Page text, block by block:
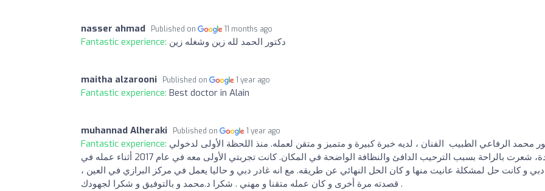
nasser ahmad Published on 11 months ago
Fantastic experience: ‏دكتور الحمد لله زين وشغله زين
maitha alzarooni Published on 1 year ago
Fantastic experience: Best doctor in Alain
muhannad Alheraki Published on 1 year ago
Fantastic experience: محمد الرفاعي الطبيب الفنان ، لديه خبرة كبيرة و متميز و متقن لعمله. منذ اللحظة الأولى لدخولي
العيادة، شعرت بالراحة بسبب الترحيب الدافئ والنظافة الواضحة في المكان. كانت تجربتي الأولى معه في عام 2017 أثناء عمله في
دبي و كانت حل لمشكلة عانيت منها و كان الحل النهائي عن طريقه. مع انه غادر دبي و حاليا يعمل في مركز البرازي في العين ،
قصدته مرة أخرى و كان عمله متقنا و مهني . شكرا د.محمد و بالتوفيق و شكرا لجهودك .